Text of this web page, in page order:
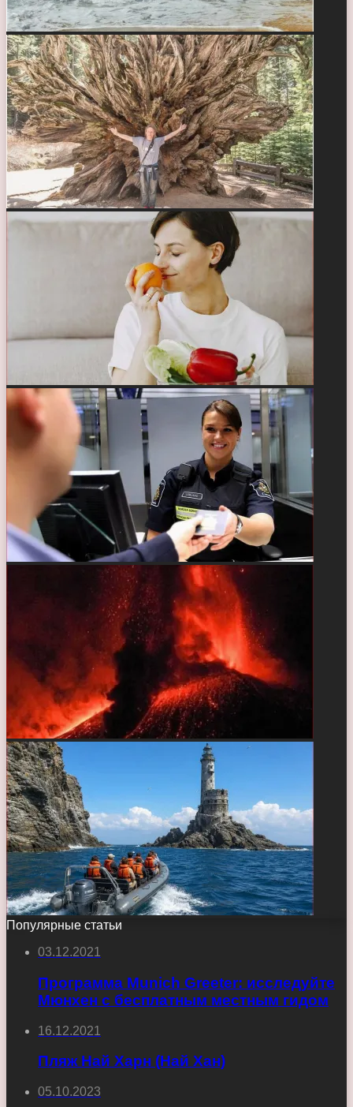
Популярные статьи
03.12.2021
Программа Munich Greeter: исследуйте
Мюнхен с бесплатным местным гидом
16.12.2021
Пляж Най Харн (Най Хан)
05.10.2023